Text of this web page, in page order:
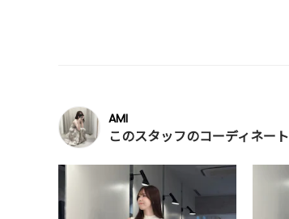
AMI
このスタッフのコーディネート